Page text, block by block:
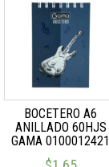
BOCETERO A6
ANILLADO 60HJS
GAMA 0100012421